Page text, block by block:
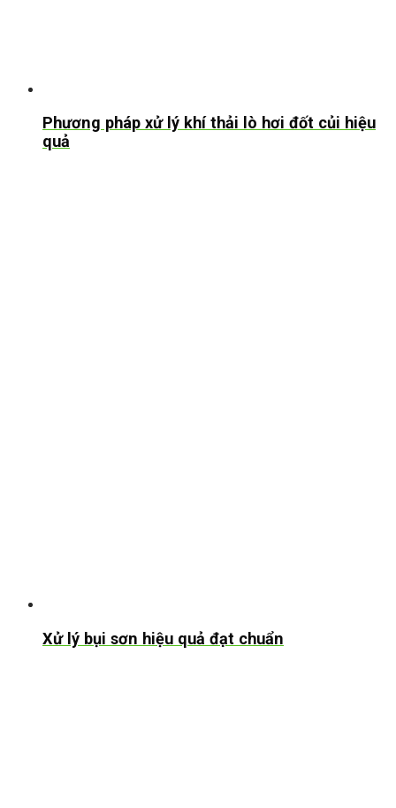
Phương pháp xử lý khí thải lò hơi đốt củi hiệu
quả
Xử lý bụi sơn hiệu quả đạt chuẩn